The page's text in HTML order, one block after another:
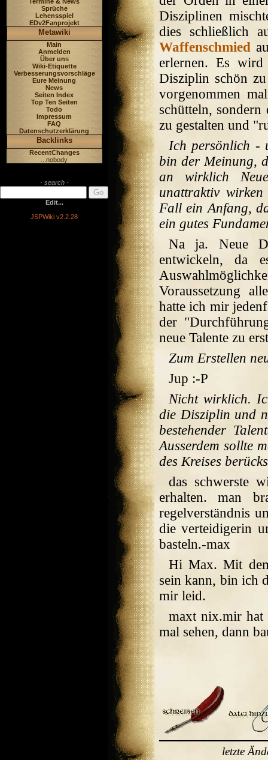
Sprüche
Lehensspiel
EDv2Fanprojekt
Metawiki
Main
Anmelden
Über uns
Wiki-Etiquette
Verbesserungsvorschläge
Eure Meinung
News
Seiten Index
Top Ten Seiten
Todo
Impressum
FAQ
Datenschutzerklärung
Backlinks
RecentChanges
...nobody
- search -
Edit...
JSPWiki v2.2.28
Disziplinen
dies schließlich
Waffenschmied
erlernen. Es
Disziplin schön
vorgenommen
schütteln, sondern
zu gestalten und
Ich persönlich -
bin der Meinung,
an wirklich
unattraktiv
Fall ein Anfang,
ein gutes
Na ja. Neue
entwickeln, da
Voraussetzung
hatte ich mir
der
neue Talente zu
Zum Erstellen
Jup :-P
Nicht wirklich.
die Disziplin und
bestehender
Ausserdem sollte
des Kreises
das schwerste
erhalten. man
regelverständnis
die verteidigerin
basteln.-max
Hi Max. Mit
sein kann, bin ich
mir leid.
maxt nix.mir hat
mal sehen, dann
letzte